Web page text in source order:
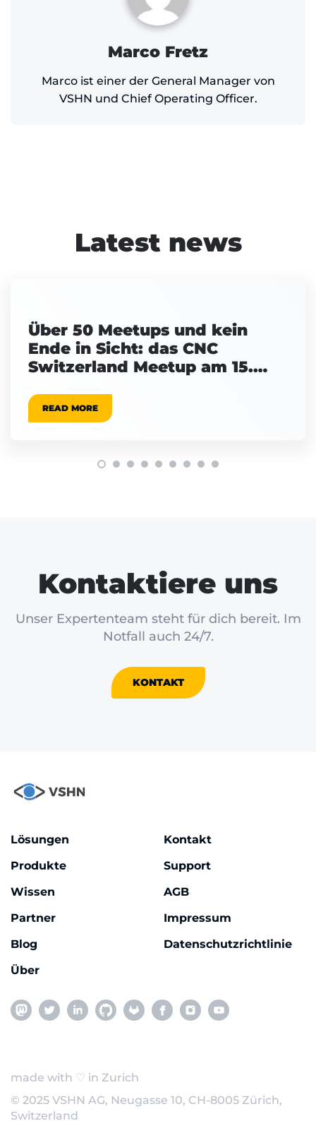
Marco Fretz
Marco ist einer der General Manager von
VSHN und Chief Operating Officer.
Latest news
Über 50 Meetups und kein
Ende in Sicht: das CNC
Switzerland Meetup am 15.
READ MORE
Kontaktiere uns
Unser Expertenteam steht für dich bereit. Im
Notfall auch 24/7.
KONTAKT
Lösungen
Produkte
Wissen
Partner
Blog
Über
Kontakt
Support
AGB
Impressum
Datenschutzrichtlinie
© 2025 VSHN AG, Neugasse 10, CH-8005 Zürich,
Switzerland
made with ♡ in Zurich